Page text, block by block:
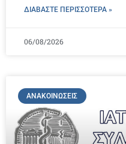
ΔΙΑΒΑΣΤΕ ΠΕΡΙΣΣΌΤΕΡΑ »
06/08/2026
ΑΝΑΚΟΙΝΏΣΕΙΣ